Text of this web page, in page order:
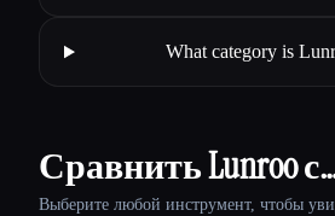
What category is
Сравнить Lunroo
Выберите любой инструмент, чтобы